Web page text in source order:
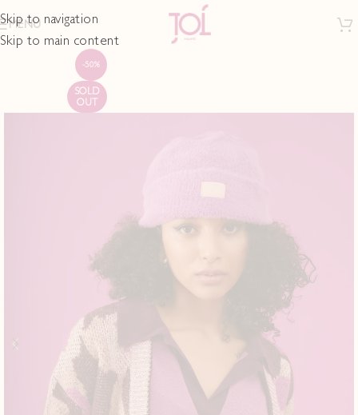
Skip to navigation
Skip to main content
MENU
-50%
SOLD
OUT